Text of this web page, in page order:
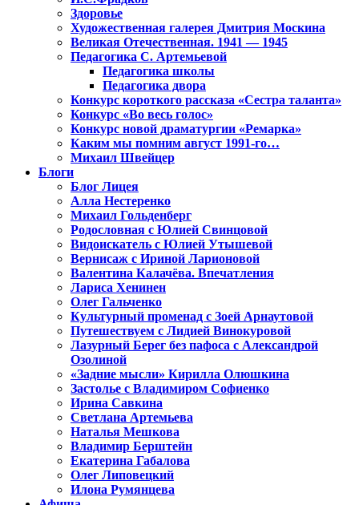
Здоровье
Художественная галерея Дмитрия Москина
Великая Отечественная. 1941 — 1945
Педагогика С. Артемьевой
Педагогика школы
Педагогика двора
Конкурс короткого рассказа «Сестра таланта»
Конкурс «Во весь голос»
Конкурс новой драматургии «Ремарка»
Каким мы помним август 1991-го…
Михаил Швейцер
Блоги
Блог Лицея
Алла Нестеренко
Михаил Гольденберг
Родословная с Юлией Свинцовой
Видоискатель с Юлией Утышевой
Вернисаж с Ириной Ларионовой
Валентина Калачёва. Впечатления
Лариса Хенинен
Олег Гальченко
Культурный променад с Зоей Арнаутовой
Путешествуем с Лидией Винокуровой
Лазурный Берег без пафоса с Александрой
Озолиной
«Задние мысли» Кирилла Олюшкина
Застолье с Владимиром Софиенко
Ирина Савкина
Светлана Артемьева
Наталья Мешкова
Владимир Берштейн
Екатерина Габалова
Олег Липовецкий
Илона Румянцева